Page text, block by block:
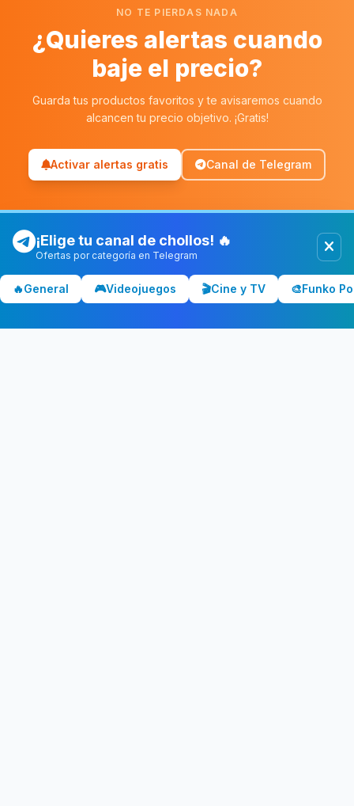
NO TE PIERDAS NADA
¿Quieres alertas cuando
baje el precio?
Guarda tus productos favoritos y te avisaremos cuando
alcancen tu precio objetivo. ¡Gratis!
Activar alertas gratis Canal de Telegram
CL Chollolocura
en Amazon, PC Componentes, El Corte Inglés y más tiendas.
¡Elige tu canal de chollos! 🔥
Ofertas por categoría en Telegram
🔥General 🎮Videojuegos 🎬Cine y TV 🎨Funko